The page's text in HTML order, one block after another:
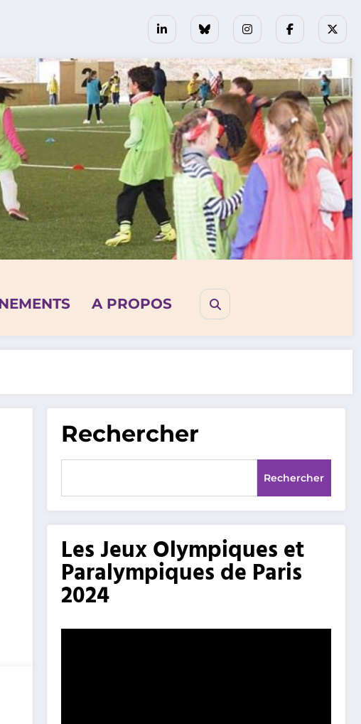
A PROPOS
Rechercher
Rechercher
Les Jeux Olympiques et
Paralympiques de Paris
2024